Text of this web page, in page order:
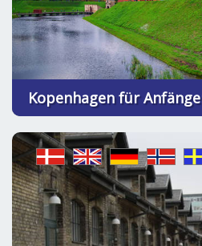
Kopenhagen für